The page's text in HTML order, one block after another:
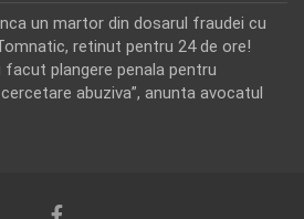
un martor din dosarul fraudei cu
retinut pentru 24 de ore!
plangere penala pentru
abuziva”, anunta avocatul